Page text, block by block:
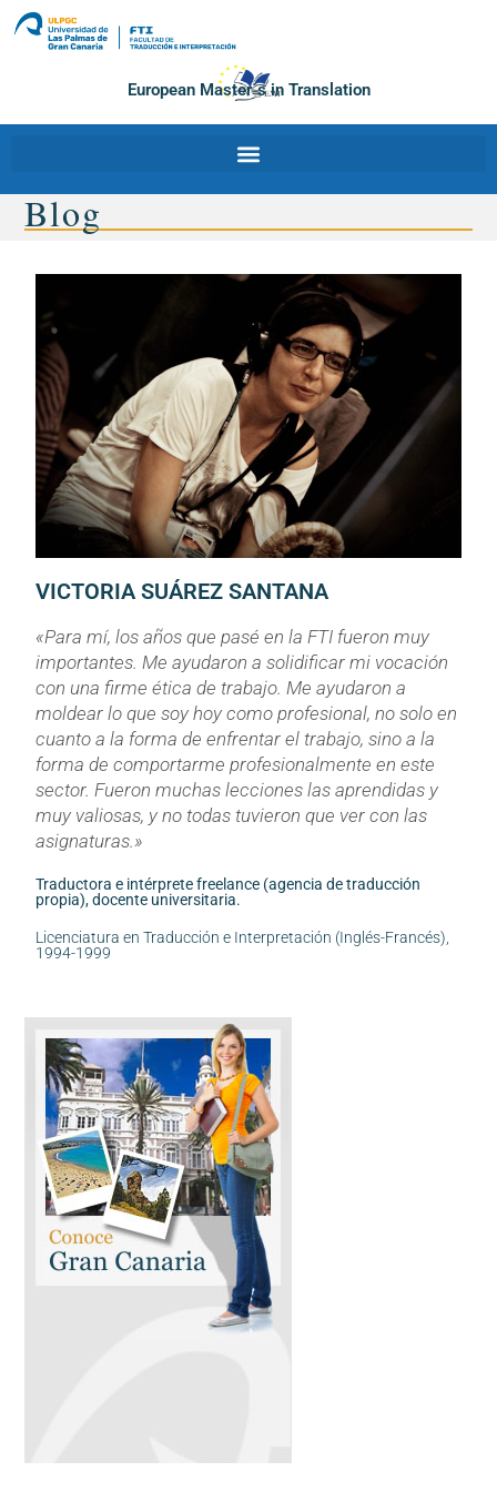
European Master´s in Translation
Blog
VICTORIA SUÁREZ SANTANA
«Para mí, los años que pasé en la FTI fueron muy
importantes. Me ayudaron a solidificar mi vocación
con una firme ética de trabajo. Me ayudaron a
moldear lo que soy hoy como profesional, no solo en
cuanto a la forma de enfrentar el trabajo, sino a la
forma de comportarme profesionalmente en este
sector. Fueron muchas lecciones las aprendidas y
muy valiosas, y no todas tuvieron que ver con las
asignaturas.»
Traductora e intérprete freelance (agencia de traducción
propia), docente universitaria.
Licenciatura en Traducción e Interpretación (Inglés-Francés),
1994-1999